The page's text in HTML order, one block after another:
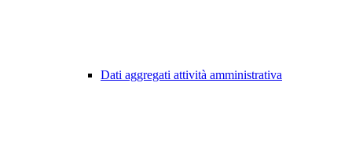
Dati aggregati attività amministrativa